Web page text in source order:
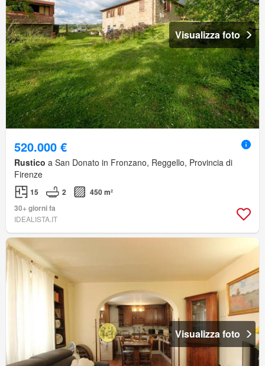
Visualizza foto
520.000 €
Rustico a San Donato in Fronzano, Reggello, Provincia di
Firenze
15 2
450 m²
30+ giorni fa
IDEALISTA.IT
Visualizza foto